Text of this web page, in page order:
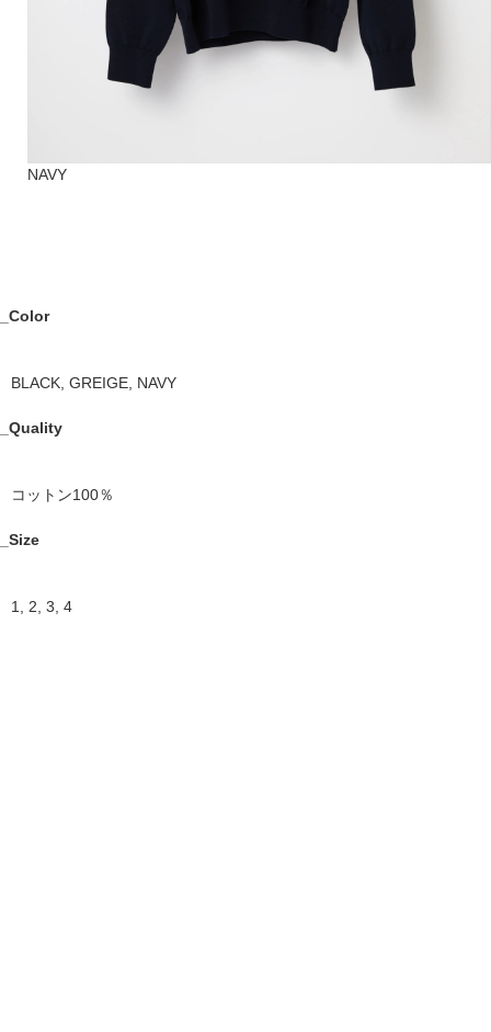
NAVY
_Color
BLACK, GREIGE, NAVY
_Quality
コットン100％
_Size
1, 2, 3, 4